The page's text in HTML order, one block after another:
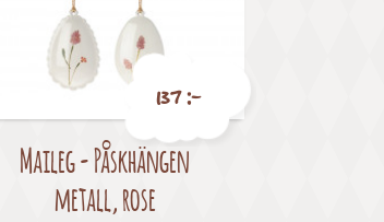
Pris
137 :-
Maileg - Påskhängen
metall, rose